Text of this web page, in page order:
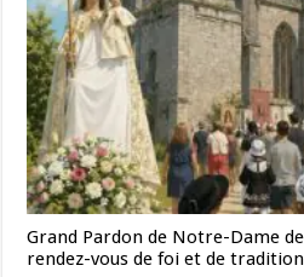
Grand Pardon de Notre-Dame
rendez-vous de foi et de tradition